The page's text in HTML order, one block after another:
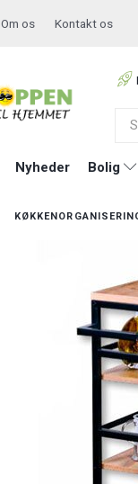
Om os Kontakt os
Nyheder Bolig